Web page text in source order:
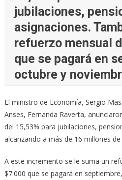
jubilaciones,
asignaciones.
refuerzo mensual
que se pagará en
octubre y
El ministro de Economía, Sergio
Anses, Fernanda Raverta,
del 15,53% para jubilaciones,
alcanzando a más de 16 millones
A este incremento se le suma un
$7.000 que se pagará en